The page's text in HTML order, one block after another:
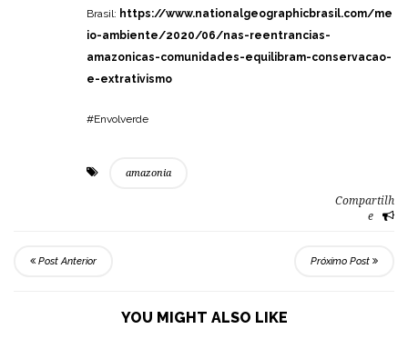
Brasil: https://www.nationalgeographicbrasil.com/me
io-ambiente/2020/06/nas-reentrancias-
amazonicas-comunidades-equilibram-conservacao-
e-extrativismo
#Envolverde
amazonia
Compartilh
e
Post Anterior Próximo Post
YOU MIGHT ALSO LIKE